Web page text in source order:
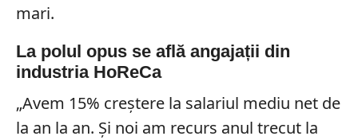
mari.
La polul opus se află angajații din
industria HoReCa
„Avem 15% creștere la salariul mediu net de
la an la an. Și noi am recurs anul trecut la